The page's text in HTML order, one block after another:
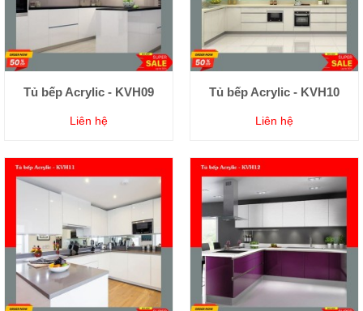
Tủ bếp Acrylic - KVH09
Liên hệ
Tủ bếp Acrylic - KVH10
Liên hệ